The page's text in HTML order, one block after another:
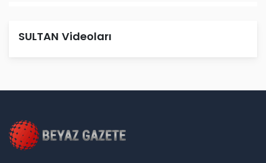
SULTAN Videoları